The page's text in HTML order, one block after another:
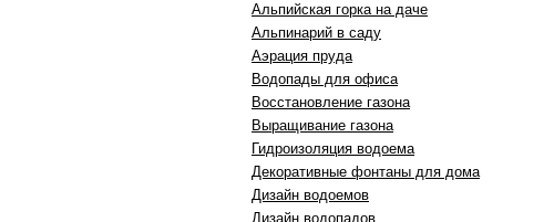
Альпийская горка на даче
Альпинарий в саду
Аэрация пруда
Водопады для офиса
Восстановление газона
Выращивание газона
Гидроизоляция водоема
Декоративные фонтаны для дома
Дизайн водоемов
Дизайн водопадов